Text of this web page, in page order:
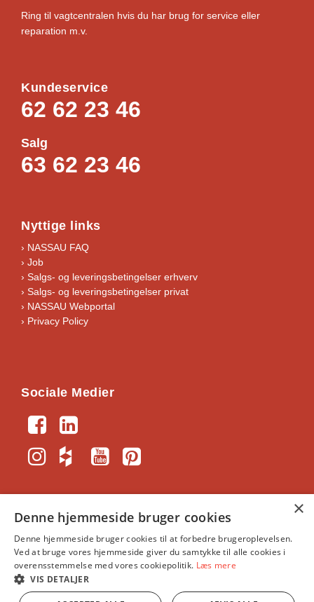
Ring til vagtcentralen hvis du har brug for service eller
reparation m.v.
Kundeservice
62 62 23 46
Salg
63 62 23 46
Nyttige links
› NASSAU FAQ
› Job
› Salgs- og leveringsbetingelser erhverv
› Salgs- og leveringsbetingelser privat
› NASSAU Webportal
› Privacy Policy
Sociale Medier
NASSAU-Portal｜Generelle vilkår og
handelsbetingelser｜NASSAU, Krogagervej 2, 5750
Ringe｜info@nassau.dk｜CVR: 34391513
©NASSAU Door A/S, Part of ASSA ABLOY © ASSA
ABLOY
×
Denne hjemmeside bruger cookies
Denne hjemmeside bruger cookies til at forbedre brugeroplevelsen.
Ved at bruge vores hjemmeside giver du samtykke til alle cookies i
overensstemmelse med vores cookiepolitik. Læs mere
VIS DETALJER